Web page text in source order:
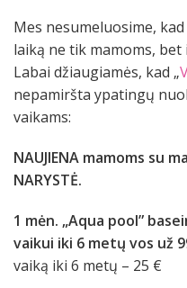
Mes nesumeluosime,
laiką ne tik mamoms,
Labai džiaugiamės, kad „
nepamiršta ypatingų
vaikams:
NAUJIENA mamoms su
NARYSTĖ.
1 mėn. „Aqua pool”
vaikui iki 6 metų vos už
vaiką iki 6 metų – 25 €